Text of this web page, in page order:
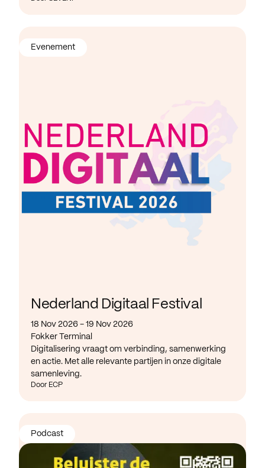
Nederland Digitaal Festival
18 Nov 2026 - 19 Nov 2026
Fokker Terminal
Digitalisering vraagt om verbinding, samenwerking
en actie. Met alle relevante partijen in onze digitale
samenleving.
Door ECP
Evenement
Podcast